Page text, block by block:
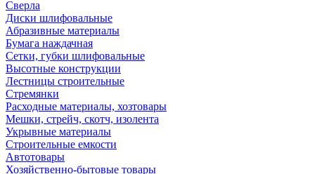
Сверла
Диски шлифовальные
Абразивные материалы
Бумага наждачная
Сетки, губки шлифовальные
Высотные конструкции
Лестницы строительные
Стремянки
Расходные материалы, хозтовары
Мешки, стрейч, скотч, изолента
Укрывные материалы
Строительные емкости
Автотовары
Хозяйственно-бытовые товары